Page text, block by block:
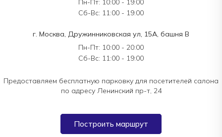
Пн-Пт: 10:00 - 19:00
Сб-Вс: 11:00 - 19:00
г. Москва, Дружинниковская ул, 15А, башня В
Пн-Пт: 10:00 - 20:00
Сб-Вс: 11:00 - 19:00
Предоставляем бесплатную парковку для посетителей салона
по адресу Ленинский пр-т, 24
Построить маршрут